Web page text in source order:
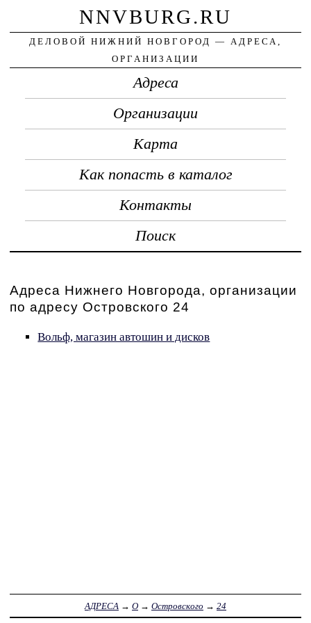
NNVBURG.RU
ДЕЛОВОЙ НИЖНИЙ НОВГОРОД — АДРЕСА,
ОРГАНИЗАЦИИ
Адреса
Организации
Карта
Как попасть в каталог
Контакты
Поиск
Адреса Нижнего Новгорода, организации
по адресу Островского 24
Вольф, магазин автошин и дисков
АДРЕСА → О → Островского → 24